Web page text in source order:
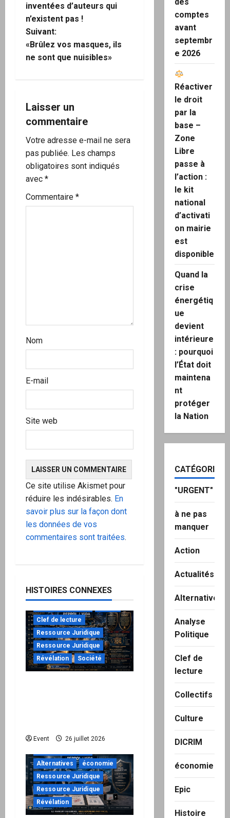
v
i
g
t
i
o
n
d
’
l
inventées d’auteurs qui
n’existent pas !
Suivant:
«Brûlez vos masques, ils
ne sont que nuisibles»
Laisser un
commentaire
Votre adresse e-mail ne sera
pas publiée. Les champs
obligatoires sont indiqués
avec *
Commentaire *
Nom
E-mail
Site web
Ce site utilise Akismet pour
réduire les indésirables. En
savoir plus sur la façon dont
les données de vos
commentaires sont traitées.
HISTOIRES CONNEXES
Clef de lecture
Ressource Juridique
Ressource Juridique
Révélation
Société
Event 26 juillet 2026
"URGENT"
Alternatives
économie
Ressource Juridique
Ressource Juridique
Révélation
comptes
avant
septembr
e 2026
Réactiver
le droit
par la
base –
Zone
Libre
passe à
l’action :
le kit
national
d’activati
on mairie
est
disponible
Quand la
crise
énergétiq
ue
devient
intérieure
: pourquoi
l’État doit
maintena
nt
protéger
la Nation
CATÉGORIES
"URGENT"
à ne pas
manquer
Action
Actualités
Alternatives
Analyse
Politique
Clef de
lecture
Collectifs
Culture
DICRIM
économie
Epic
Histoire